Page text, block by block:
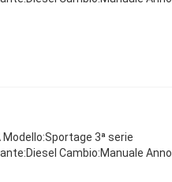
3ª serie
Cambio:Manuale Anno